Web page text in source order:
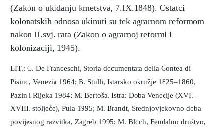
(Zakon o ukidanju kmetstva, 7.IX.1848). Ostatci
kolonatskih odnosa ukinuti su tek agrarnom reformom
nakon II.svj. rata (Zakon o agrarnoj reformi i
kolonizaciji, 1945).
LIT.: C. De Franceschi, Storia documentata della Contea di
Pisino, Venezia 1964; B. Stulli, Istarsko okružje 1825–1860,
Pazin i Rijeka 1984; M. Bertoša, Istra: Doba Venecije (XVI. –
XVIII. stoljeće), Pula 1995; M. Brandt, Srednjovjekovno doba
povijesnog razvitka, Zagreb 1995; M. Bloch, Feudalno društvo,